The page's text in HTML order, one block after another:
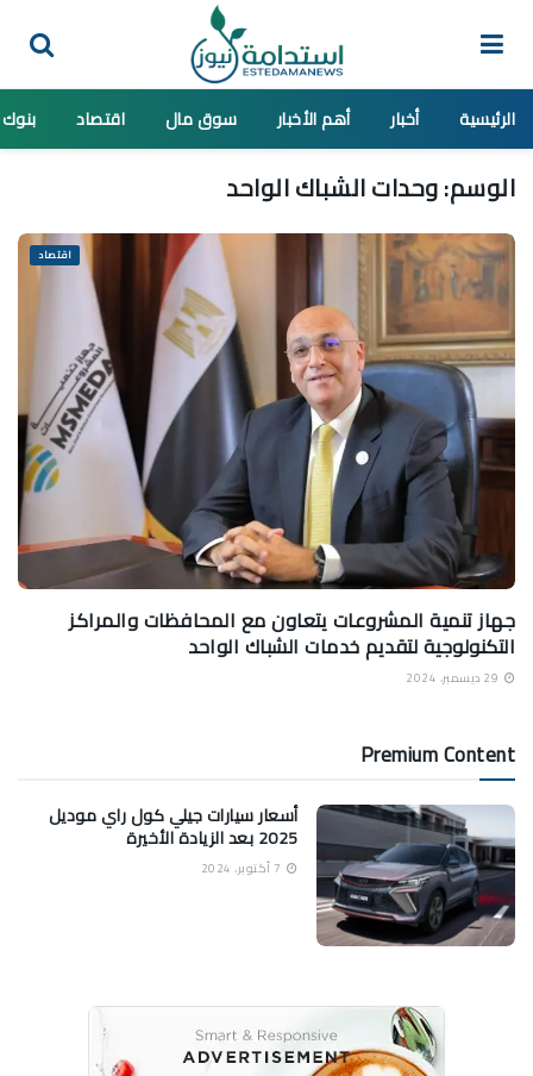
الرئيسية أخبار أهم الأخبار سوق مال اقتصاد بنوك
الوسم:وحدات الشباك الواحد
اقتصاد
جهاز تنمية المشروعات يتعاون مع المحافظات والمراكز
التكنولوجية لتقديم خدمات الشباك الواحد
Premium Content
أسعار سيارات جيلي كول راي موديل
2025 بعد الزيادة الأخيرة